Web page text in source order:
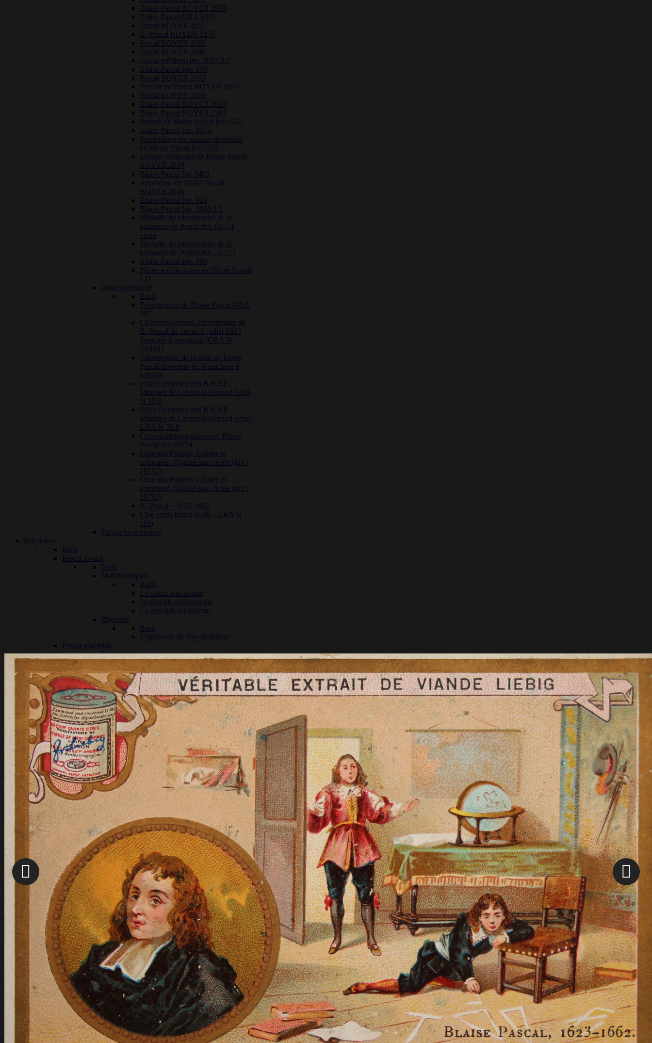
Blaise Pascal BOYER 2076
Blaise Pascal GRA 6025
Pascal BOYER 2057
B. Pascal BOYER 2175
Pascal BOYER 2182
Pascal BOYER 2040
Pascal méditant Inv. 2017.0.7
Blaise Pascal Inv. 150
Pascal BOYER 2153
Portrait de Pascal BOYER 2045
Pascal BOYER 2059
Blaise Pascal BOYER 2097
Blaise Pascal BOYER 2103
Portrait de Blaise Pascal Inv : 635
Blaise Pascal Inv. 1073
Surmoulage du masque mortuaire
de Blaise Pascal Inv : 137
Masque mortuaire de Blaise Pascal
BOYER 2039
Blaise Pascal Inv 2403
Apothéose de Blaise Pascal
BOYER 2046
Blaise Pascal Inv. 624
Blaise Pascal Inv. 2010.3.5
Médaille du tricentenaire de la
naissance de Pascal Inv. 62.7.1
verso
Médaille du tricentenaire de la
naissance de Pascal Inv : 62.7.1
Blaise Pascal Inv. 869
Plâtre pour la statue de Blaise Pascal
141
Dans la publicité
Back
Tricentenaire de Blaise Pascal GRA
397
Clermont-Ferrand Tricentenaire de
B. Pascal du 1er au 8 juillet 1923
Semaine Auvergnate (GRA N
33/161)
Tricentenaire de la mort de Blaise
Pascal inventeur de la machine à
calculer
Elixir Dentifrice des R.R.P.P.
Minimes de Clermont-Ferrand GRA
N 35 8
Elixir Dentifrice des R.R.P.P.
Minimes de Clermont-Ferrand verso
GRA N 35 8
Chromolithographies avec Blaise
Pascal Inv 20754
Chocolat Poulain, Gôutez et
comparez- Qualité sans rivale (Inv :
20752)
Chocolat Poulain, Gôutez et
comparez- Qualité sans rivale (Inv :
20753)
B. Pascal – 1623-1662
Cinq cents francs (Cote : GRA N
119)
Vu par les écrivains
Son œuvre
Back
Pascal savant
Back
Mathématiques
Back
Le calcul mécanique
Le triangle arithmétique
La cycloïde ou roulette
Physique
Back
Expérience du Puy-de-Dôme
Pascal polémiste
Back
Les Provinciales
Florilège des Provinciales
Les Pensées de Pascal
Back
Histoire des éditions
Choix de Pensées
Pascal entrepreneur
Back
La machine à calculer
L'assèchement des marais
Les carrosses à 5 sols
Autour de Blaise Pascal
Back
Les lieux pascaliens
Back
Sur les traces de Blaise Pascal
La maison de Clermont
Le Château de Bien Assis
Galerie de portraits
Back
Gilberte Périer
Marguerite Périer
Jean Domat
Arnauld d'Andilly, Mère Angélique de St Jean
Pierre Nicole
Louis Perier
Etienne Pascal
Jacqueline Pascal
Antoine Arnauld
Antoinette Begon
Florin Périer
Charlotte de Roannez
Duc de Roannez
Arnauld, Jacqueline, en religion Marie-Angélique de Sainte Madeleine
Paul Ribeyre
Pierre Chanut
Pierre Petit
Pierre Séguier
Repères & ressources
Back
Frise chronologique
Glossaire
Bibliographie
Ressources en ligne